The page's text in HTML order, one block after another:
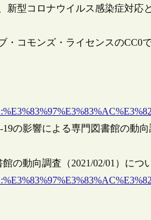
新型コロナウイルス感染症対応
・コモンズ・ライセンスのCC0
の影響による専門図書館の動
の動向調査（2021/02/01）につ